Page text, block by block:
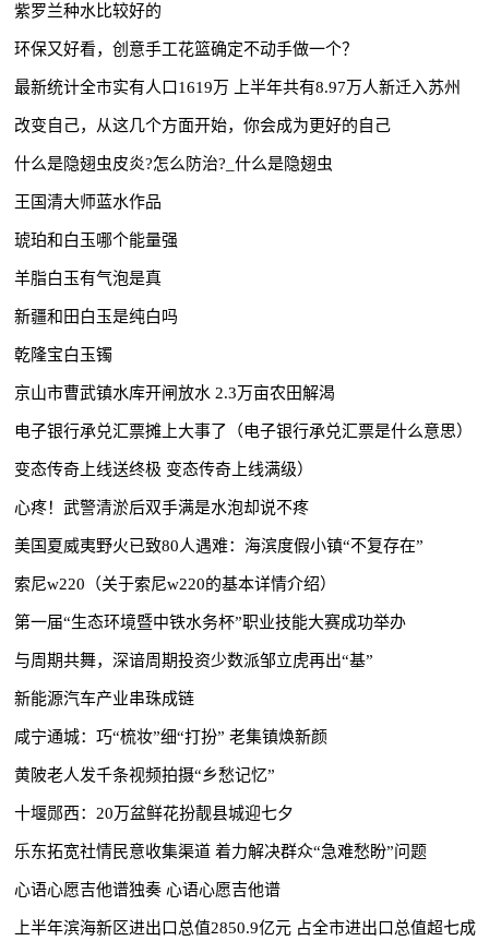
紫罗兰种水比较好的
环保又好看，创意手工花篮确定不动手做一个？
最新统计全市实有人口1619万 上半年共有8.97万人新迁入苏州
改变自己，从这几个方面开始，你会成为更好的自己
什么是隐翅虫皮炎?怎么防治?_什么是隐翅虫
王国清大师蓝水作品
琥珀和白玉哪个能量强
羊脂白玉有气泡是真
新疆和田白玉是纯白吗
乾隆宝白玉镯
京山市曹武镇水库开闸放水 2.3万亩农田解渴
电子银行承兑汇票摊上大事了（电子银行承兑汇票是什么意思）
变态传奇上线送终极 变态传奇上线满级）
心疼！武警清淤后双手满是水泡却说不疼
美国夏威夷野火已致80人遇难：海滨度假小镇“不复存在”
索尼w220（关于索尼w220的基本详情介绍）
第一届“生态环境暨中铁水务杯”职业技能大赛成功举办
与周期共舞，深谙周期投资少数派邹立虎再出“基”
新能源汽车产业串珠成链
咸宁通城：巧“梳妆”细“打扮” 老集镇焕新颜
黄陂老人发千条视频拍摄“乡愁记忆”
十堰郧西：20万盆鲜花扮靓县城迎七夕
乐东拓宽社情民意收集渠道 着力解决群众“急难愁盼”问题
心语心愿吉他谱独奏 心语心愿吉他谱
上半年滨海新区进出口总值2850.9亿元 占全市进出口总值超七成